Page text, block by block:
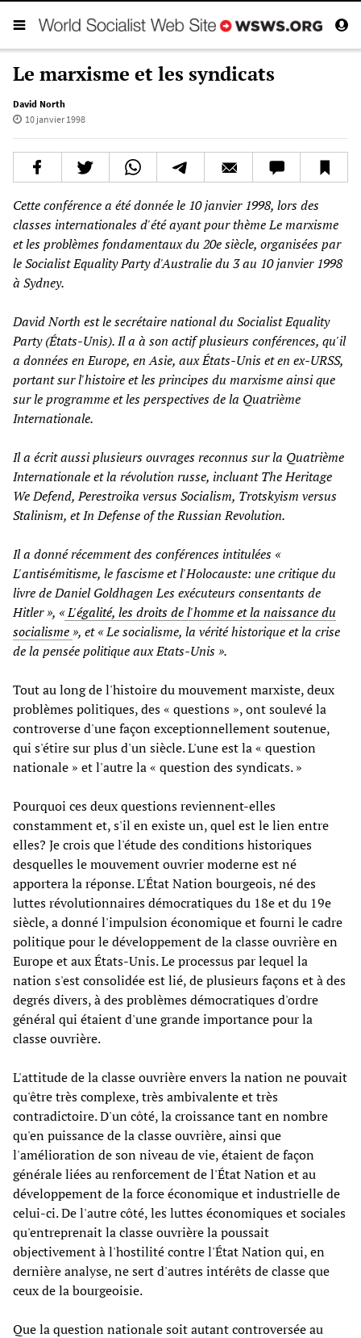
Le marxisme et les syndicats
David North
10 janvier 1998
Cette conférence a été donnée le 10 janvier 1998, lors des
classes internationales d'été ayant pour thème Le marxisme
et les problèmes fondamentaux du 20e siècle, organisées par
le Socialist Equality Party d'Australie du 3 au 10 janvier 1998
à Sydney.
David North est le secrétaire national du Socialist Equality
Party (États-Unis). Il a à son actif plusieurs conférences, qu'il
a données en Europe, en Asie, aux États-Unis et en ex-URSS,
portant sur l'histoire et les principes du marxisme ainsi que
sur le programme et les perspectives de la Quatrième
Internationale.
Il a écrit aussi plusieurs ouvrages reconnus sur la Quatrième
Internationale et la révolution russe, incluant The Heritage
We Defend, Perestroika versus Socialism, Trotskyism versus
Stalinism, et In Defense of the Russian Revolution.
Il a donné récemment des conférences intitulées «
L'antisémitisme, le fascisme et l'Holocauste: une critique du
livre de Daniel Goldhagen Les exécuteurs consentants de
Hitler », «L'égalité, les droits de l'homme et la naissance du
socialisme», et « Le socialisme, la vérité historique et la crise
de la pensée politique aux Etats-Unis ».
Tout au long de l'histoire du mouvement marxiste, deux
problèmes politiques, des « questions », ont soulevé la
controverse d'une façon exceptionnellement soutenue,
qui s'étire sur plus d'un siècle. L'une est la « question
nationale » et l'autre la « question des syndicats. »
Pourquoi ces deux questions reviennent-elles
constamment et, s'il en existe un, quel est le lien entre
elles? Je crois que l'étude des conditions historiques
desquelles le mouvement ouvrier moderne est né
apportera la réponse. L'État Nation bourgeois, né des
luttes révolutionnaires démocratiques du 18e et du 19e
siècle, a donné l'impulsion économique et fourni le cadre
politique pour le développement de la classe ouvrière en
Europe et aux États-Unis. Le processus par lequel la
nation s'est consolidée est lié, de plusieurs façons et à des
degrés divers, à des problèmes démocratiques d'ordre
général qui étaient d'une grande importance pour la
classe ouvrière.
L'attitude de la classe ouvrière envers la nation ne pouvait
qu'être très complexe, très ambivalente et très
contradictoire. D'un côté, la croissance tant en nombre
qu'en puissance de la classe ouvrière, ainsi que
l'amélioration de son niveau de vie, étaient de façon
générale liées au renforcement de l'État Nation et au
développement de la force économique et industrielle de
celui-ci. De l'autre côté, les luttes économiques et sociales
qu'entreprenait la classe ouvrière la poussait
objectivement à l'hostilité contre l'État Nation qui, en
dernière analyse, ne sert d'autres intérêts de classe que
ceux de la bourgeoisie.
Que la question nationale soit autant controversée au